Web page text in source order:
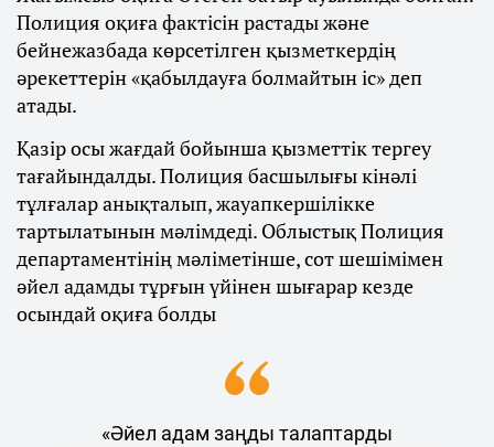
Полиция оқиға фактісін растады және
бейнежазбада көрсетілген қызметкердің
әрекеттерін «қабылдауға болмайтын іс» деп
атады.
Қазір осы жағдай бойынша қызметтік тергеу
тағайындалды. Полиция басшылығы кінәлі
тұлғалар анықталып, жауапкершілікке
тартылатынын мәлімдеді. Облыстық Полиция
департаментінің мәліметінше, сот шешімімен
әйел адамды тұрғын үйінен шығарар кезде
осындай оқиға болды
«Әйел адам заңды талаптарды